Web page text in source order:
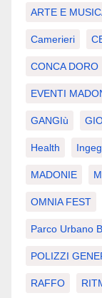
ARTE E
Camerieri
CONCA DORO
EVENTI
GANGIù
Health
MADONIE
OMNIA FEST
Parco Urbano
POLIZZI
RAFFO